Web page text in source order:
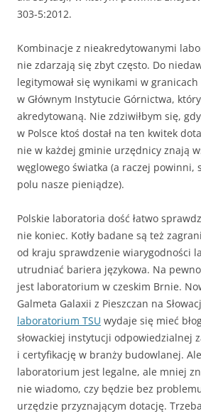
303-5:2012.
Kombinacje z nieakredytowanymi
nie zdarzają się zbyt często. Do
legitymował się wynikami w
w Głównym Instytucie Górnictwa,
akredytowaną. Nie zdziwiłbym się,
w Polsce ktoś dostał na ten kwitek
nie w każdej gminie urzędnicy znają
węglowego światka (a raczej powinni,
polu nasze pieniądze).
Polskie laboratoria dość łatwo
nie koniec. Kotły badane są też
od kraju sprawdzenie wiarygodności
utrudniać bariera językowa. Na
jest laboratorium w czeskim Brnie.
Galmeta Galaxii z Pieszczan na
laboratorium TSU wydaje się mieć
słowackiej instytucji odpowiedzialnej
i certyfikację w branży budowlanej.
laboratorium jest legalne, ale mniej
nie wiadomo, czy będzie bez
urzędzie przyznającym dotację.